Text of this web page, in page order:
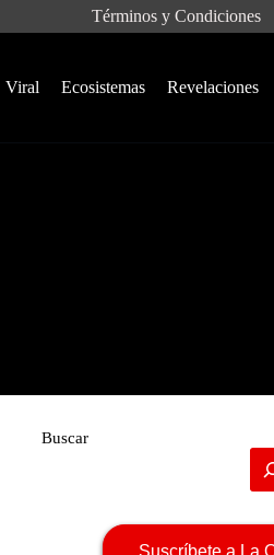
Términos y Condiciones
Viral Ecosistemas Revelaciones
Buscar
Suscríbete a La